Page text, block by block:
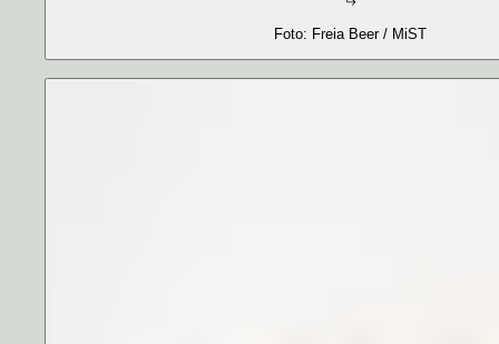
Foto: Freia Beer / MiST